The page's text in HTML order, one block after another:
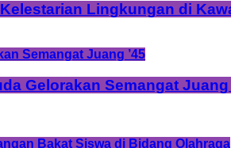
Lingkungan di
Gelorakan Semangat Juang